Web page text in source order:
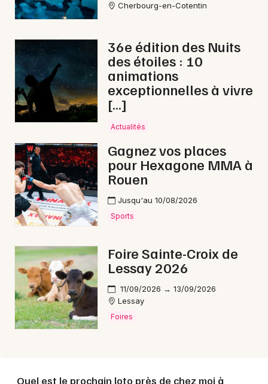
Artistes en tournée
Actus à Avranches
Magazine à Avranches
50 - Manche
Choisir mes départements
Mon email
Cherbourg-en-Cotentin
36e édition des Nuits
des étoiles : 10
animations
exceptionnelles à vivre
[…]
Actualités
Gagnez vos places
pour Hexagone MMA à
Rouen
Jusqu'au 10/08/2026
Sports
Foire Sainte-Croix de
Lessay 2026
11/09/2026 → 13/09/2026
Lessay
Foires
Quel est le prochain loto près de chez moi à